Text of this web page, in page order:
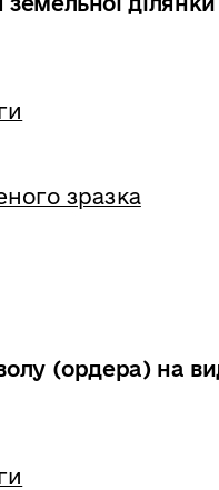
зразка
(ордера) на